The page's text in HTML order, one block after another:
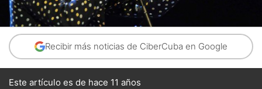
Recibir más noticias de CiberCuba en Google
Este artículo es de hace 11 años